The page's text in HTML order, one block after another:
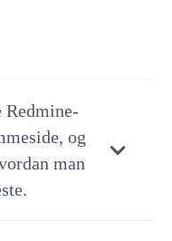
Redmine-
og
man